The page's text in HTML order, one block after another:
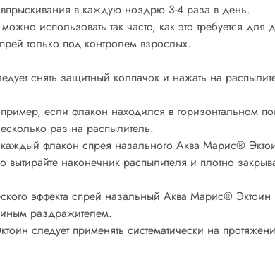
в каждую ноздрю 3-4 раза в день.
использовать так часто, как это требуется
только под контролем взрослых.
снять защитный колпачок и нажать на
если флакон находился в горизонтальном
раз на распылитель.
флакон спрея назального Аква Марис®
наконечник распылителя и плотно
эффекта спрей назальный Аква Марис® Эктоин
раздражителем.
следует применять систематически на